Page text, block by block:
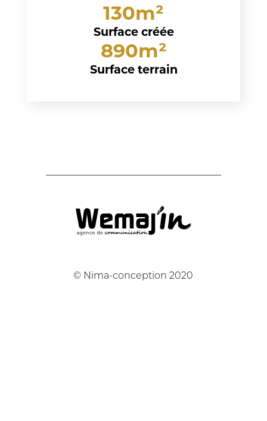
130m²
Surface créée
890m²
Surface terrain
© Nima-conception 2020